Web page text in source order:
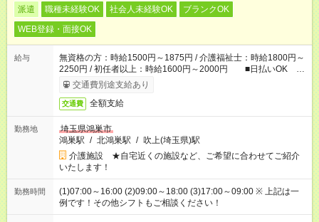
派遣 職種未経験OK 社会人未経験OK
ブランクOK
WEB登録・面接OK
給与
無資格の方：時給1500円～1875円 / 介護福祉士：時給1800円～
2250円 / 初任者以上：時給1600円～2000円 ■日払いOK ■
日収例：1万2000円（時給1500円×8h）
交通費別途支給あり
交通費 全額支給
勤務地
埼玉県鴻巣市
鴻巣駅 / 北鴻巣駅 / 吹上(埼玉県)駅
介護施設 ★自宅近くの施設など、ご希望に合わせてご紹介
いたします！
勤務時間
(1)07:00～16:00 (2)09:00～18:00 (3)17:00～09:00 ※ 上記は一
例です！その他シフトもご相談ください！